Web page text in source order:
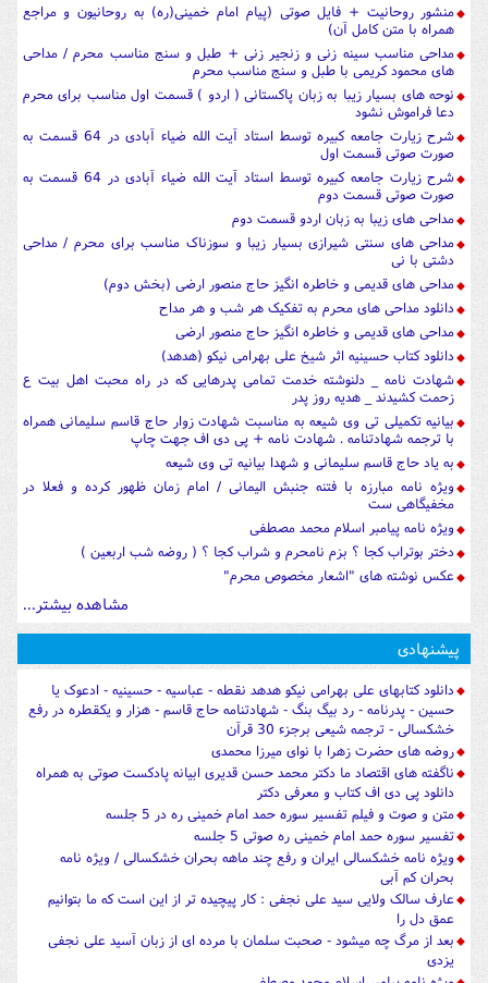
منشور روحانیت + فایل صوتی (پیام امام خمینی(ره) به روحانیون و مراجع
همراه با متن کامل آن)
مداحی مناسب سینه زنی و زنجیر زنی + طبل و سنج مناسب محرم / مداحی
های محمود کریمی با طبل و سنج مناسب محرم
نوحه های بسیار زیبا به زبان پاکستانی ( اردو ) قسمت اول مناسب برای محرم
دعا فراموش نشود
شرح زیارت جامعه کبیره توسط استاد آیت الله ضیاء آبادی در 64 قسمت به
صورت صوتی قسمت اول
شرح زیارت جامعه کبیره توسط استاد آیت الله ضیاء آبادی در 64 قسمت به
صورت صوتی قسمت دوم
مداحی های زیبا به زبان اردو قسمت دوم
مداحی های سنتی شیرازی بسیار زیبا و سوزناک مناسب برای محرم / مداحی
دشتی با نی
مداحی های قدیمی و خاطره انگیز حاج منصور ارضی (بخش دوم)
دانلود مداحی های محرم به تفکیک هر شب و هر مداح
مداحی های قدیمی و خاطره انگیز حاج منصور ارضی
دانلود کتاب حسینیه اثر شیخ علی بهرامی نیکو (هدهد)
شهادت نامه _ دلنوشته خدمت تمامی پدرهایی که در راه محبت اهل بیت ع
زحمت کشیدند _ هدیه روز پدر
بیانیه تکمیلی تی وی شیعه به مناسبت شهادت زوار حاج قاسم سلیمانی همراه
با ترجمه شهادتنامه . شهادت نامه + پی دی اف جهت چاپ
به یاد حاج قاسم سلیمانی و شهدا بیانیه تی وی شیعه
ویژه نامه مبارزه با فتنه جنبش الیمانی / امام زمان ظهور کرده و فعلا در
مخفیگاهی ست
ویژه نامه پیامبر اسلام محمد مصطفی
دختر بوتراب کجا ؟ بزم نامحرم و شراب کجا ؟ ( روضه شب اربعین )
عکس نوشته های "اشعار مخصوص محرم"
مشاهده بیشتر...
پیشنهادی
دانلود کتابهای علی بهرامی نیکو هدهد نقطه - عباسیه - حسینیه - ادعوک یا
حسین - پدرنامه - رد بیگ بنگ - شهادتنامه حاج قاسم - هزار و یکقطره در رفع
خشکسالی - ترجمه شیعی برجزء 30 قرآن
روضه های حضرت زهرا با نوای میرزا محمدی
ناگفته های اقتصاد ما دکتر محمد حسن قدیری ابیانه پادکست صوتی به همراه
دانلود پی دی اف کتاب و معرفی دکتر
متن و صوت و فیلم تفسیر سوره حمد امام خمینی ره در 5 جلسه
تفسیر سوره حمد امام خمینی ره صوتی 5 جلسه
ویژه نامه خشکسالی ایران و رفع چند ماهه بحران خشکسالی / ویژه نامه
بحران کم آبی
عارف سالک ولایی سید علی نجفی : کار پیچیده تر از این است که ما بتوانیم
عمق دل را
بعد از مرگ چه میشود - صحبت سلمان با مرده ای از زبان آسید علی نجفی
یزدی